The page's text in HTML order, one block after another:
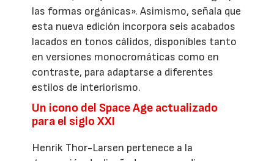
las formas orgánicas». Asimismo, señala que
esta nueva edición incorpora seis acabados
lacados en tonos cálidos, disponibles tanto
en versiones monocromáticas como en
contraste, para adaptarse a diferentes
estilos de interiorismo.
Un icono del Space Age actualizado
para el siglo XXI
Henrik Thor-Larsen pertenece a la